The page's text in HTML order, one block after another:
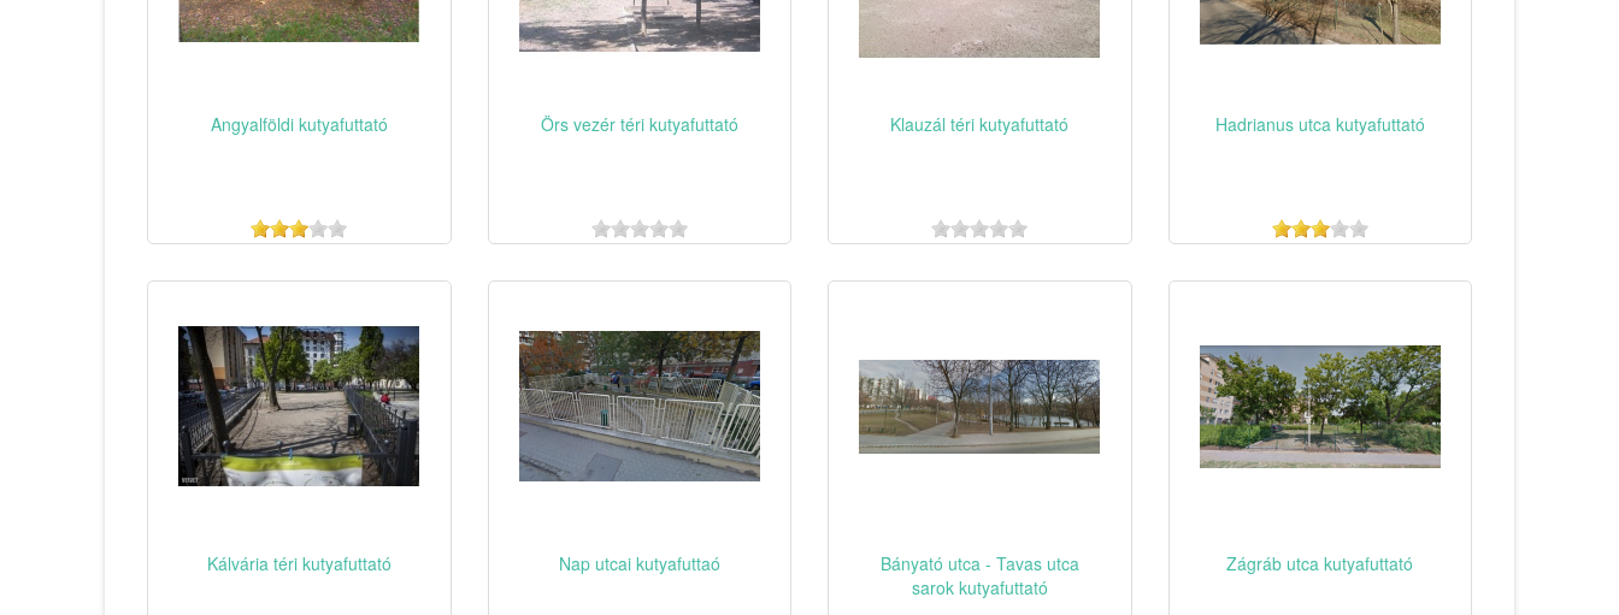
Angyalföldi kutyafuttató Örs vezér téri kutyafuttató Klauzál téri kutyafuttató Hadrianus utca kutyafuttató
Kálvária téri kutyafuttató Nap utcai kutyafuttaó
Bányató utca - Tavas utca
sarok kutyafuttató
Zágráb utca kutyafuttató